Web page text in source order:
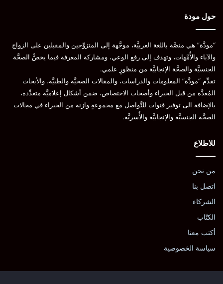
حول مودة
“مودَّة” هي منصَّة باللغة العربيَّة، موجَّهة إلى المتزوِّجين والمقبلين على الزواج
والآباء والأُمَّهات، وتهدف إلى رفع الوعي، ومشاركة المعرفة فيما يخصُّ الصحَّة
الجنسيَّة والصحَّة الإنجابيَّة من منظورٍ علمي.
تقدِّم “مودَّة” المعلومات والدراسات، والمقالات الصحيَّة والطبيَّة، والأبحاث
المُعدَّة من قبل الخبراء وأصحاب الاختصاص، ضمن أشكال إعلاميَّة متعدِّدة،
بالإضافة الى توفير قنوات للتَّواصل مع مجموعةٍ وازنة من الخبراء في مجالات
الصحَّة الجنسيَّة والإنجابيَّة والأُسريَّة.
للاطلاع
من نحن
اتصل بنا
الشركاء
الكتّاب
أكتب معنا
سياسة الخصوصية